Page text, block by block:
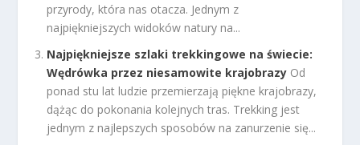
przyrody, która nas otacza. Jednym z
najpiękniejszych widoków natury na...
Najpiękniejsze szlaki trekkingowe na świecie:
Wędrówka przez niesamowite krajobrazy Od
ponad stu lat ludzie przemierzają piękne krajobrazy,
dążąc do pokonania kolejnych tras. Trekking jest
jednym z najlepszych sposobów na zanurzenie się...